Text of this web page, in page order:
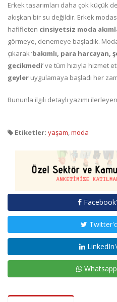
Erkek tasarımları daha çok küçük
akışkan bir su değildir. Erkek
hafifleten cinsiyetsiz moda
görmeye, denemeye başladık.
çıkarak ‘bakımlı, para
gecikmedi’ ve tüm hızıyla hizmet
geyler uygulamaya başladı her
Bununla ilgili detaylı yazımı
Etiketler: yaşam,moda